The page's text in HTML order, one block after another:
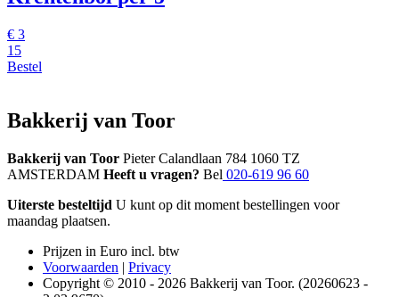
€ 3
15
Bestel
Bakkerij van Toor
Bakkerij van Toor Pieter Calandlaan 784 1060 TZ
AMSTERDAM Heeft u vragen? Bel 020-619 96 60
Uiterste besteltijd U kunt op dit moment bestellingen voor
maandag plaatsen.
Prijzen in Euro incl. btw
Voorwaarden | Privacy
Copyright © 2010 - 2026 Bakkerij van Toor. (20260623 -